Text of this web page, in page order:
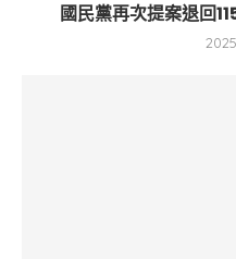
國民黨再次提案退回